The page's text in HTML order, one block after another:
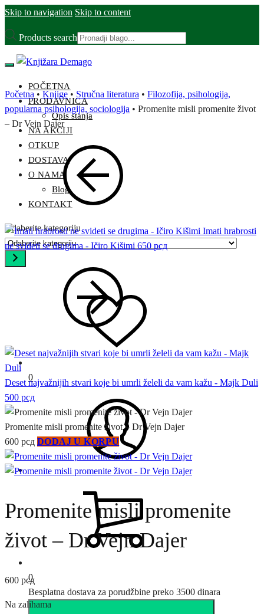
Skip to navigation Skip to content
Products search
POČETNA
PRODAVNICA
Opis stanja
NA AKCIJI
OTKUP
DOSTAVA
O NAMA
Blog
KONTAKT
Odaberite kategoriju
0
0
Besplatna dostava za porudžbine preko 3500 dinara
Početna • Knjige • Stručna literatura • Filozofija, psihologija,
popularna psihologija, sociologija • Promenite misli promenite život
– Dr Vejn Dajer
Imati hrabrosti
ne svideti se drugima - Ičiro Kišimi 650 рсд
Deset najvažnijih stvari koje bi umrli želeli da vam kažu - Majk Duli
500 рсд
Promenite misli promenite život – Dr Vejn Dajer
600 рсд DODAJ U KORPU
Promenite misli promenite
život – Dr Vejn Dajer
600 рсд
Na zalihama